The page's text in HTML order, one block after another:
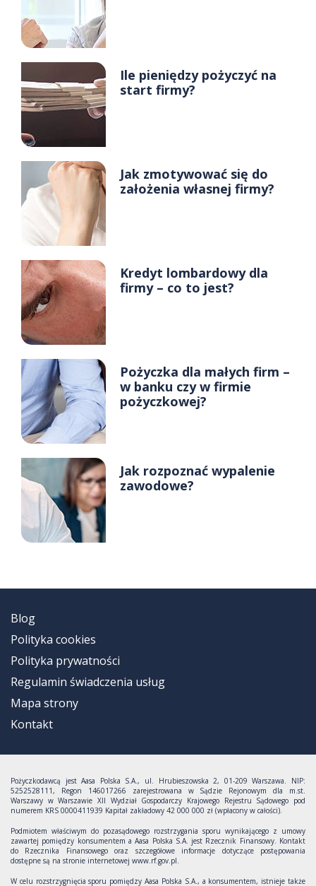
Ile pieniędzy pożyczyć na
start firmy?
Jak zmotywować się do
założenia własnej firmy?
Kredyt lombardowy dla
firmy – co to jest?
Pożyczka dla małych firm –
w banku czy w firmie
pożyczkowej?
Jak rozpoznać wypalenie
zawodowe?
Blog
Polityka cookies
Polityka prywatności
Regulamin świadczenia usług
Mapa strony
Kontakt
Pożyczkodawcą jest Aasa Polska S.A., ul. Hrubieszowska 2, 01-209 Warszawa. NIP:
5252528111, Regon 146017266 zarejestrowana w Sądzie Rejonowym dla m.st.
Warszawy w Warszawie XII Wydział Gospodarczy Krajowego Rejestru Sądowego pod
numerem KRS 0000411939 Kapitał zakładowy 42 000 000 zł (wpłacony w całości).
Podmiotem właściwym do pozasądowego rozstrzygania sporu wynikającego z umowy
zawartej pomiędzy konsumentem a Aasa Polska S.A. jest Rzecznik Finansowy. Kontakt
do Rzecznika Finansowego oraz szczegółowe informacje dotyczące postępowania
dostępne są na stronie internetowej www.rf.gov.pl.
W celu rozstrzygnięcia sporu pomiędzy Aasa Polska S.A., a konsumentem, istnieje także